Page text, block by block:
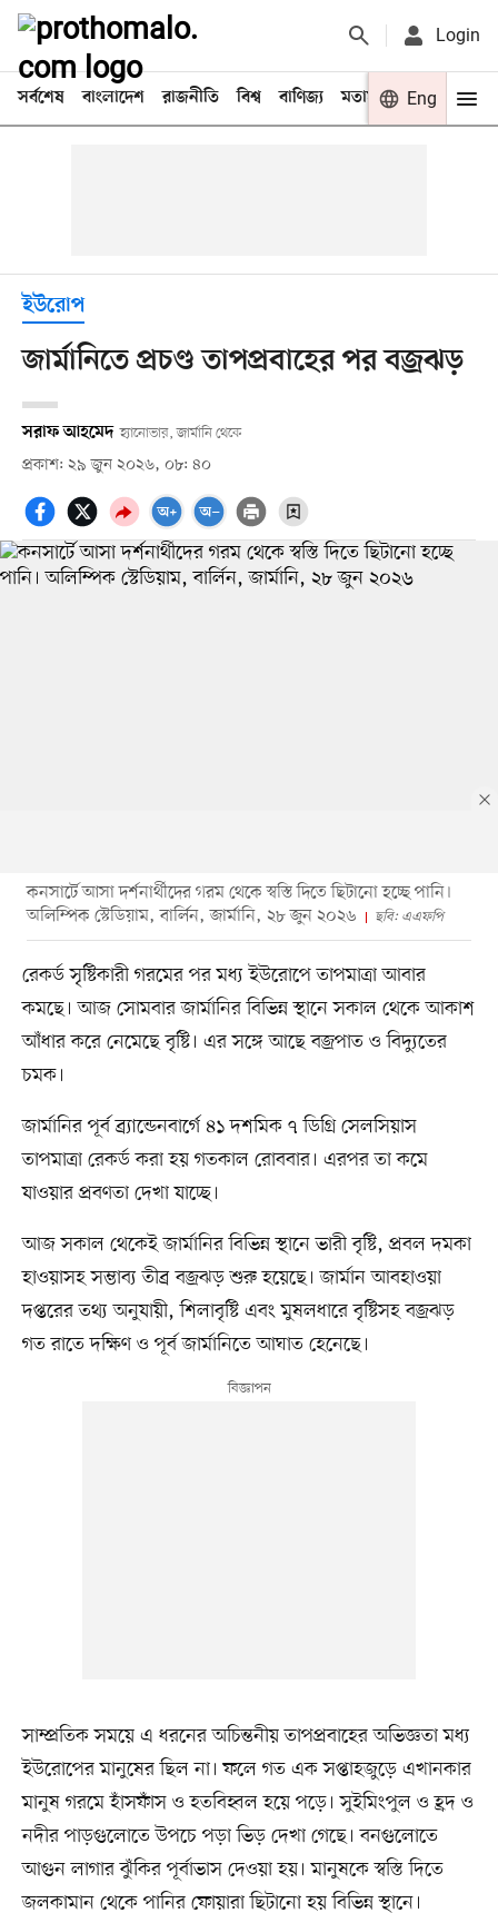
Login
সর্বশেষ বাংলাদেশ রাজনীতি বিশ্ব বাণিজ্য মতামত খেলা
Eng
ইউরোপ
জার্মানিতে প্রচণ্ড তাপপ্রবাহের পর বজ্রঝড়
সরাফ আহমেদ হ্যানোভার, জার্মানি থেকে
প্রকাশ: ২৯ জুন ২০২৬, ০৮: ৪০
কনসার্টে আসা দর্শনার্থীদের গরম থেকে স্বস্তি দিতে ছিটানো হচ্ছে পানি।
অলিম্পিক স্টেডিয়াম, বার্লিন, জার্মানি, ২৮ জুন ২০২৬
ছবি: এএফপি
রেকর্ড সৃষ্টিকারী গরমের পর মধ্য ইউরোপে তাপমাত্রা আবার
কমছে। আজ সোমবার জার্মানির বিভিন্ন স্থানে সকাল থেকে আকাশ
আঁধার করে নেমেছে বৃষ্টি। এর সঙ্গে আছে বজ্রপাত ও বিদ্যুতের
চমক।
জার্মানির পূর্ব ব্র্যান্ডেনবার্গে ৪১ দশমিক ৭ ডিগ্রি সেলসিয়াস
তাপমাত্রা রেকর্ড করা হয় গতকাল রোববার। এরপর তা কমে
যাওয়ার প্রবণতা দেখা যাচ্ছে।
আজ সকাল থেকেই জার্মানির বিভিন্ন স্থানে ভারী বৃষ্টি, প্রবল দমকা
হাওয়াসহ সম্ভাব্য তীব্র বজ্রঝড় শুরু হয়েছে। জার্মান আবহাওয়া
দপ্তরের তথ্য অনুযায়ী, শিলাবৃষ্টি এবং মুষলধারে বৃষ্টিসহ বজ্রঝড়
গত রাতে দক্ষিণ ও পূর্ব জার্মানিতে আঘাত হেনেছে।
সাম্প্রতিক সময়ে এ ধরনের অচিন্তনীয় তাপপ্রবাহের অভিজ্ঞতা মধ্য
ইউরোপের মানুষের ছিল না। ফলে গত এক সপ্তাহজুড়ে এখানকার
মানুষ গরমে হাঁসফাঁস ও হতবিহ্বল হয়ে পড়ে। সুইমিংপুল ও হ্রদ ও
নদীর পাড়গুলোতে উপচে পড়া ভিড় দেখা গেছে। বনগুলোতে
আগুন লাগার ঝুঁকির পূর্বাভাস দেওয়া হয়। মানুষকে স্বস্তি দিতে
জলকামান থেকে পানির ফোয়ারা ছিটানো হয় বিভিন্ন স্থানে।